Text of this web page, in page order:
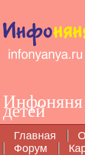
Инфоняня
детей
Главная
Форум